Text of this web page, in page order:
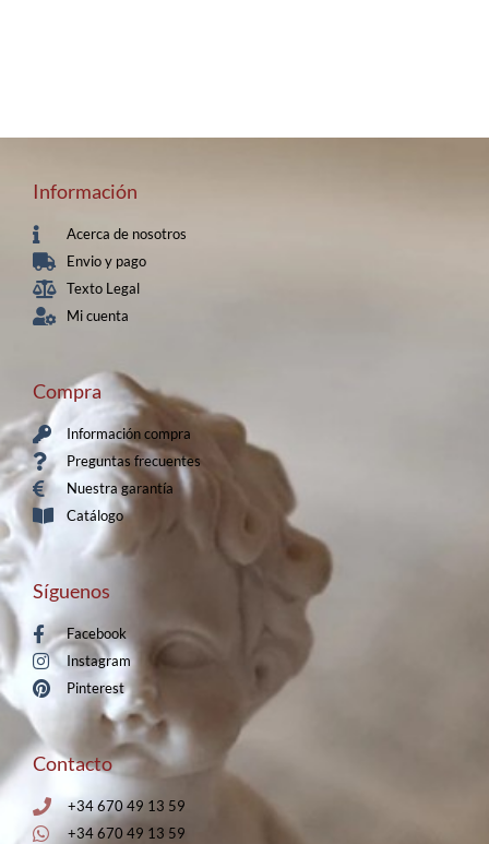
Información
Acerca de nosotros
Envio y pago
Texto Legal
Mi cuenta
Compra
Información compra
Preguntas frecuentes
Nuestra garantía
Catálogo
Síguenos
Facebook
Instagram
Pinterest
Contacto
+34 670 49 13 59
+34 670 49 13 59